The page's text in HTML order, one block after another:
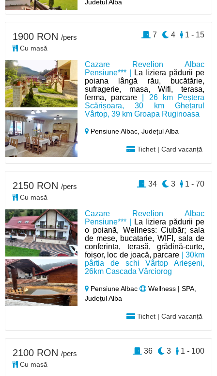
Județul Alba
Cazare Revelion Albac
Pensiune*** |
La liziera pădurii pe
poiana lângă rău, bucătărie,
sufragerie, masa, Wifi, terasa,
ferma, parcare | 26 km Peștera
Scărișoara, 30 km Ghețarul
Vârtop, 39 km Groapa Ruginoasa
Pensiune Albac,Județul Alba
Tichet | Card vacanță
1900 RON /pers
Cu masă
1 - 15
4
7
Cazare Revelion Albac
Pensiune*** |
La liziera pădurii pe
o poiană, Wellness: Ciubăr; sala
de mese, bucatarie, WIFI, sala de
conferinta, terasă, grădină-curte,
foișor, loc de joacă, parcare | 30km
pârtia de schi Vârtop Arieșeni,
26km Cascada Vârciorog
Pensiune Albac
Wellness | SPA,
Județul Alba
Tichet | Card vacanță
2150 RON /pers
Cu masă
1 - 70
3
34
2100 RON /pers
Cu masă
1 - 100
3
36